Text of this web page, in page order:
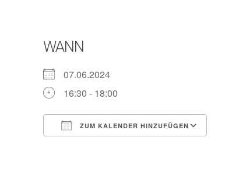
WANN
07.06.2024
16:30 - 18:00
ZUM KALENDER HINZUFÜGEN